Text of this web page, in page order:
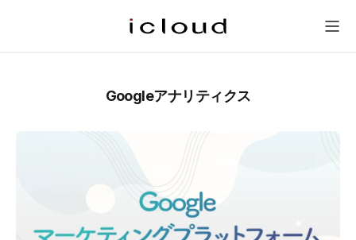
Googleアナリティクス
新人研修 会社概要 問い合わせ メニュー